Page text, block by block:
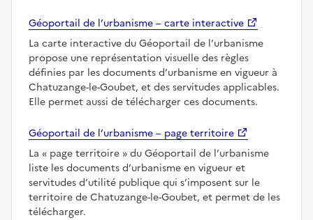
Géoportail de l’urbanisme – carte interactive
La carte interactive du Géoportail de l’urbanisme
propose une représentation visuelle des règles
définies par les documents d’urbanisme en vigueur à
Chatuzange-le-Goubet, et des servitudes applicables.
Elle permet aussi de télécharger ces documents.
Géoportail de l’urbanisme – page territoire
La
page territoire
du Géoportail de l’urbanisme
liste les documents d’urbanisme en vigueur et
servitudes d’utilité publique qui s’imposent sur le
territoire de Chatuzange-le-Goubet, et permet de les
télécharger.